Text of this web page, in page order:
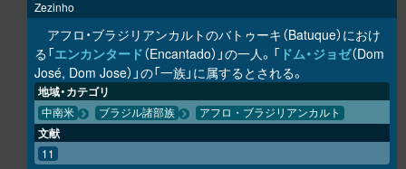
Zezinho
アフロ・ブラジリアンカルトのバトゥーキ（Batuque）におけ
る「エンカンタード（Encantado）」の一人。「 ドム・ジョゼ（Dom
José, Dom Jose）」の「一族」に属するとされる。
地域・カテゴリ
中南米 ブラジル諸部族 アフロ・ブラジリアンカルト
文献
11